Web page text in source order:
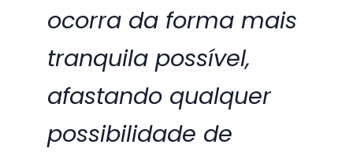
ocorra da forma mais
tranquila possível,
afastando qualquer
possibilidade de